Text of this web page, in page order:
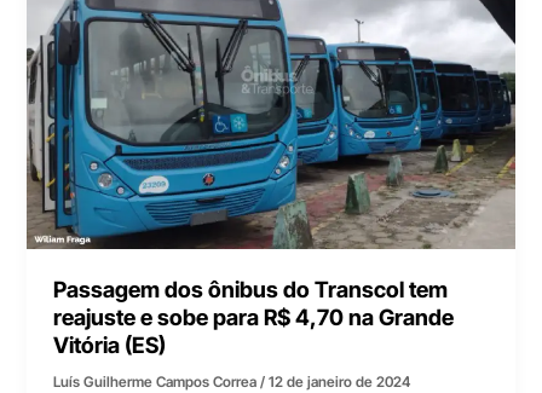
Passagem dos ônibus do Transcol tem
reajuste e sobe para R$ 4,70 na Grande
Vitória (ES)
Luís Guilherme Campos Correa/12 de janeiro de 2024